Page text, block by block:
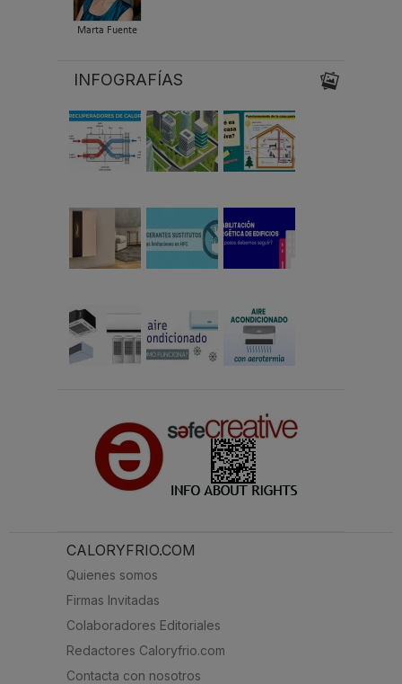
Marta Fuente
INFOGRAFÍAS
CALORYFRIO.COM
Quienes somos
Firmas Invitadas
Colaboradores Editoriales
Redactores Caloryfrio.com
Contacta con nosotros